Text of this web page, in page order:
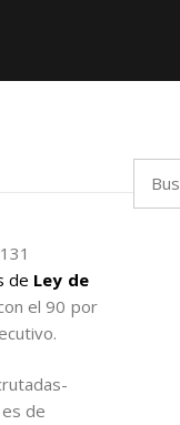
de Ley de
el 90 por
de